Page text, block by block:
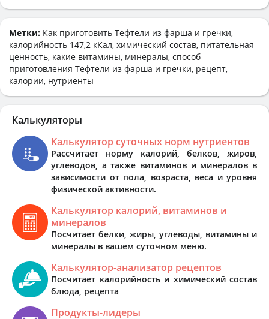
Метки: Как приготовить Тефтели из фарша и гречки,
калорийность 147,2 кКал, химический состав, питательная
ценность, какие витамины, минералы, способ
приготовления Тефтели из фарша и гречки, рецепт,
калории, нутриенты
Калькуляторы
Калькулятор суточных норм нутриентов
Рассчитает норму калорий, белков, жиров,
углеводов, а также витаминов и минералов в
зависимости от пола, возраста, веса и уровня
физической активности.
Калькулятор калорий, витаминов и
минералов
Посчитает белки, жиры, углеводы, витамины и
минералы в вашем суточном меню.
Калькулятор-анализатор рецептов
Посчитает калорийность и химический состав
блюда, рецепта
Продукты-лидеры